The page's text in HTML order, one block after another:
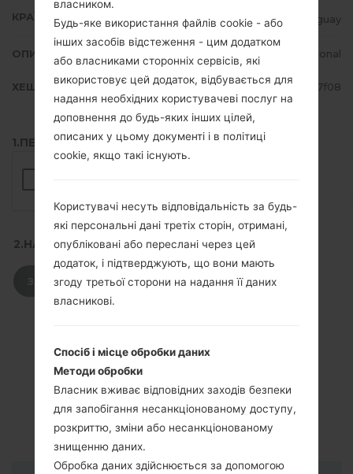
КРАЇНА Paraguay
ОПИС Personal
ХЕШ 5468582a741136a6ffb774864b17f08
1.ПЕРЕВІРТИ НАЯВНІСТЬ RECAPTCHA
2.НАТИСНІТЬ, ЩОБ ЗАВАНТАЖИТИ
ЗАВАНТАЖИТИ
власником.
Будь-яке використання файлів cookie - або
інших засобів відстеження - цим додатком
або власниками сторонніх сервісів, які
використовує цей додаток, відбувається для
надання необхідних користувачеві послуг на
доповнення до будь-яких інших цілей,
описаних у цьому документі і в політиці
cookie, якщо такі існують.
Користувачі несуть відповідальність за будь-
які персональні дані третіх сторін, отримані,
опубліковані або переслані через цей
додаток, і підтверджують, що вони мають
згоду третьої сторони на надання її даних
власникові.
Спосіб і місце обробки даних
Методи обробки
Власник вживає відповідних заходів безпеки
для запобігання несанкціонованому доступу,
розкриттю, зміни або несанкціонованому
знищенню даних.
Обробка даних здійснюється за допомогою